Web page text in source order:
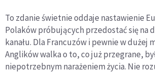
To zdanie świetnie oddaje nastawienie
Polaków próbujących przedostać się na
kanału. Dla Francuzów i pewnie w dużej
Anglików walka o to, co już przegrane,
niepotrzebnym narażeniem życia. Nie